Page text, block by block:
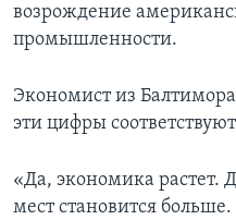
возрождение
промышленности.
Экономист из
эти цифры
«Да, экономика растет.
мест становится